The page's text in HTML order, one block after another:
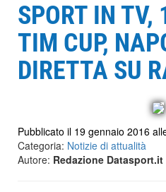
SPORT IN TV,
TIM CUP,
DIRETTA SU
Pubblicato il 19 gennaio 2016
Categoria: Notizie di attualità
Autore: Redazione Datasport.it